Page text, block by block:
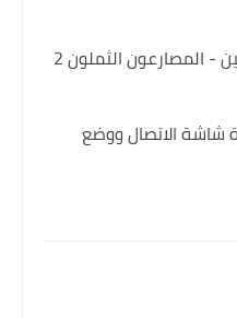
- المصارعون الثملون 2
شاشة الاتصال ووضع